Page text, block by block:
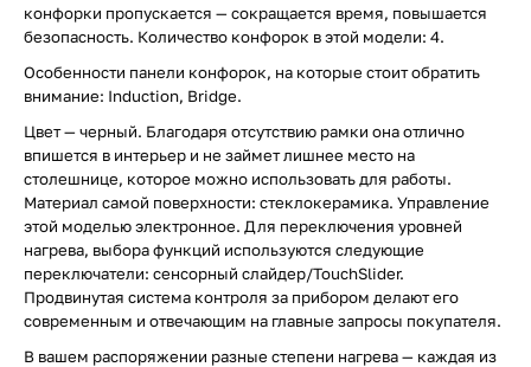
конфорки пропускается — сокращается время, повышается
безопасность. Количество конфорок в этой модели: 4.
Особенности панели конфорок, на которые стоит обратить
внимание: Induction, Bridge.
Цвет — черный. Благодаря отсутствию рамки она отлично
впишется в интерьер и не займет лишнее место на
столешнице, которое можно использовать для работы.
Материал самой поверхности: стеклокерамика. Управление
этой моделью электронное. Для переключения уровней
нагрева, выбора функций используются следующие
переключатели: сенсорный слайдер/TouchSlider.
Продвинутая система контроля за прибором делают его
современным и отвечающим на главные запросы покупателя.
В вашем распоряжении разные степени нагрева — каждая из